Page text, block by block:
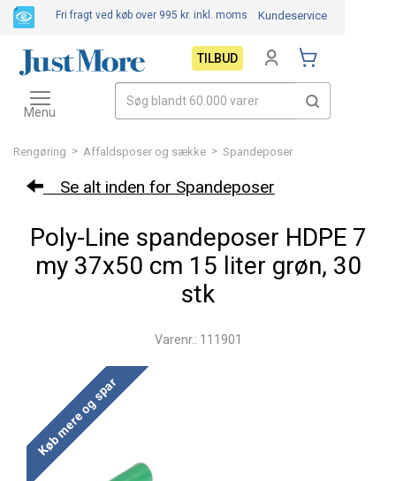
Rengøring > Affaldsposer og sække > Spandeposer
Se alt inden for Spandeposer
Poly-Line spandeposer HDPE 7
my 37x50 cm 15 liter grøn, 30
stk
Varenr.: 111901
Køb mere og spar
Fri fragt ved køb over 995 kr. inkl. moms Kundeservice
TILBUD
Toggle
navigation
Menu